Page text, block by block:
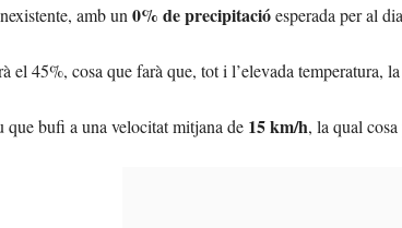
amb un 0% de precipitacióesperada per al
el 45%, cosa que farà que, tot i l’elevada temperatura,
que bufi a una velocitat mitjana de 15 km/h, la qual